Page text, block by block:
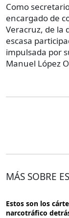
Como
encargado de
Veracruz, de la
escasa
impulsada por
Manuel López
MÁS SOBRE
Estos son los
narcotráfico